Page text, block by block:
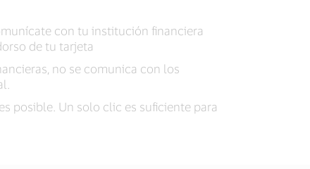
con tu institución financiera
de tu tarjeta
no se comunica con los
posible. Un solo clic es suficiente para